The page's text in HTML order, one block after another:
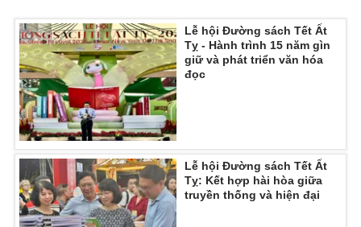
Theo dõi báo trên
Cơ quan chủ quản:Đài Truyền hình Việt Nam
Cơ quan báo chí:Thời báo VTV
Giấy phép hoạt động báo in và báo điện tử số 483/GP-BTTTT
cấp ngày 29/12/2023
Tổng Biên tập:Vũ Thanh Thủy
Phó Tổng Biên tập:Nguyễn Thị Mỹ Hạnh, Phạm Quốc Thắng,
Nguyễn Trọng Ninh
Tổng đài VTV:024.38 355 931 - 024.38 355 932
Lễ hội Đường sách Tết Ất
Tỵ - Hành trình 15 năm gìn
giữ và phát triển văn hóa
đọc
Lễ hội Đường sách Tết Ất
Tỵ: Kết hợp hài hòa giữa
truyền thống và hiện đại